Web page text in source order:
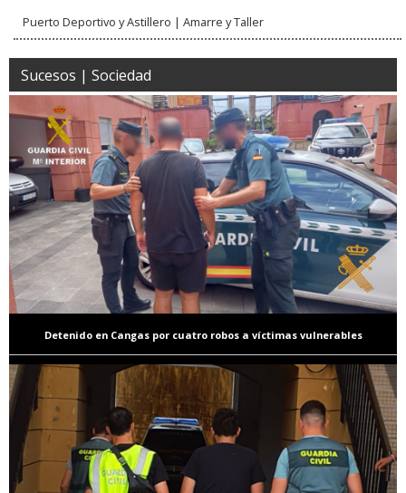
Puerto Deportivo y Astillero | Amarre y Taller
Sucesos | Sociedad
Detenido en Cangas por cuatro robos a víctimas vulnerables